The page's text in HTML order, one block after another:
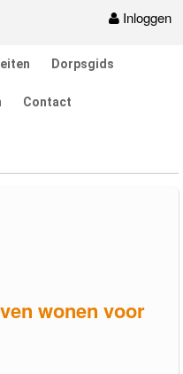
Inloggen
Dorpsgids
Contact
wonen voor